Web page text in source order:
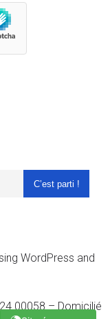
C’est parti !
WordPress and
00058 – Domicilié